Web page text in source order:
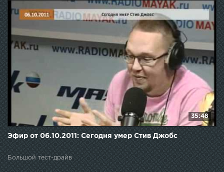
35:48
Эфир от 06.10.2011: Сегодня умер Стив Джобс
Большой тест-драйв